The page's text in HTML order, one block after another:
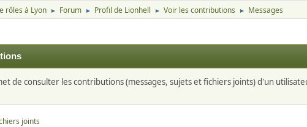
rôles à Lyon ► Forum ► Profil de Lionhell ► Voir les contributions ► Messages
de consulter les contributions (messages, sujets et fichiers joints) d'un
joints